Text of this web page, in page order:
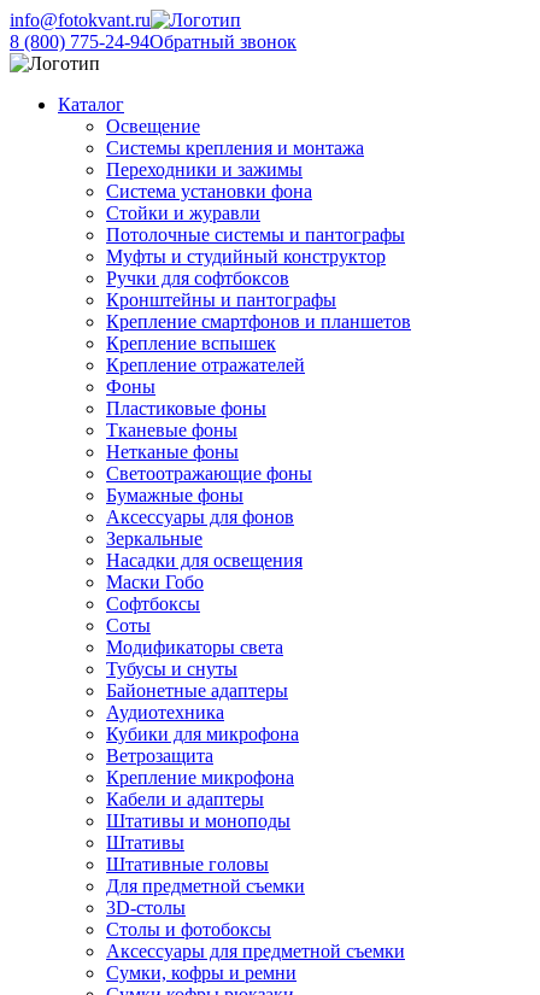
info@fotokvant.ru
8 (800) 775-24-94Обратный звонок
Каталог
Освещение
Системы крепления и монтажа
Переходники и зажимы
Система установки фона
Стойки и журавли
Потолочные системы и пантографы
Муфты и студийный конструктор
Ручки для софтбоксов
Кронштейны и пантографы
Крепление смартфонов и планшетов
Крепление вспышек
Крепление отражателей
Фоны
Пластиковые фоны
Тканевые фоны
Нетканые фоны
Светоотражающие фоны
Бумажные фоны
Аксессуары для фонов
Зеркальные
Насадки для освещения
Маски Гобо
Софтбоксы
Соты
Модификаторы света
Тубусы и снуты
Байонетные адаптеры
Аудиотехника
Кубики для микрофона
Ветрозащита
Крепление микрофона
Кабели и адаптеры
Штативы и моноподы
Штативы
Штативные головы
Для предметной съемки
3D-столы
Столы и фотобоксы
Аксессуары для предметной съемки
Сумки, кофры и ремни